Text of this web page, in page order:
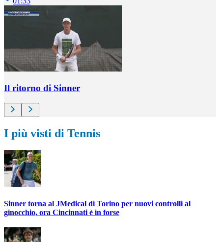
Il ritorno di Sinner
I più visti di Tennis
Sinner torna al JMedical di Torino per nuovi controlli al
ginocchio, ora Cincinnati è in forse